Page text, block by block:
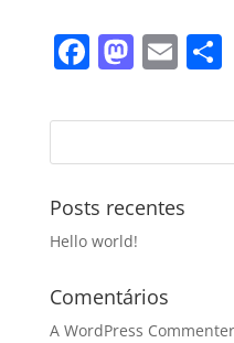
F
c
e
b
o
o
k
M
st
o
d
o
n
E
ai
l
S
Posts recentes
Hello world!
Comentários
A WordPress Commenter